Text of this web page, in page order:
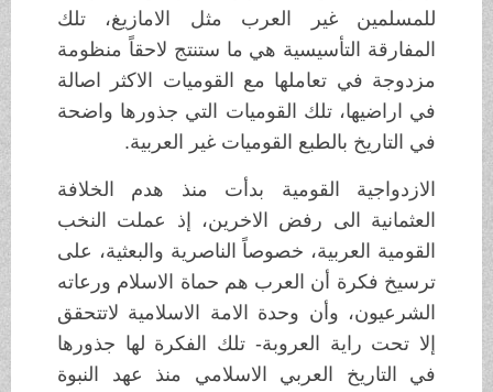
للمسلمين غير العرب مثل الامازيغ، تلك
المفارقة التأسيسية هي ما ستنتج لاحقاً منظومة
مزدوجة في تعاملها مع القوميات الاكثر اصالة
في اراضيها، تلك القوميات التي جذورها واضحة
في التاريخ بالطبع القوميات غير العربية.
الازدواجية القومية بدأت منذ هدم الخلافة
العثمانية الى رفض الاخرين، إذ عملت النخب
القومية العربية، خصوصاً الناصرية والبعثية، على
ترسيخ فكرة أن العرب هم حماة الاسلام ورعاته
الشرعيون، وأن وحدة الامة الاسلامية لاتتحقق
إلا تحت راية العروبة- تلك الفكرة لها جذورها
في التاريخ العربي الاسلامي منذ عهد النبوة